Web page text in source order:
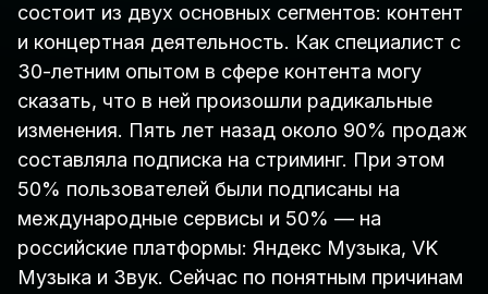
состоит из двух основных сегментов: контент
и концертная деятельность. Как специалист с
30-летним опытом в сфере контента могу
сказать, что в ней произошли радикальные
изменения. Пять лет назад около 90% продаж
составляла подписка на стриминг. При этом
50% пользователей были подписаны на
международные сервисы и 50% — на
российские платформы: Яндекс Музыка, VK
Музыка и Звук. Сейчас по понятным причинам